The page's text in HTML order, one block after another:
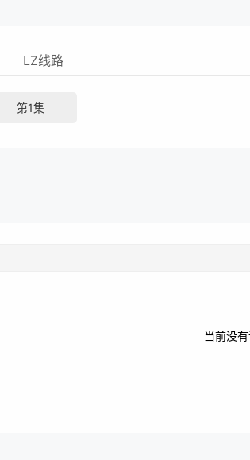
LZ线路
第1集
当前没